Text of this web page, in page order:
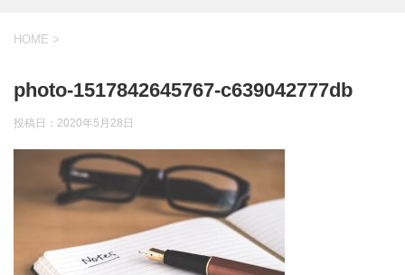
HOME >
photo-1517842645767-c639042777db
投稿日： 2020年5月28日